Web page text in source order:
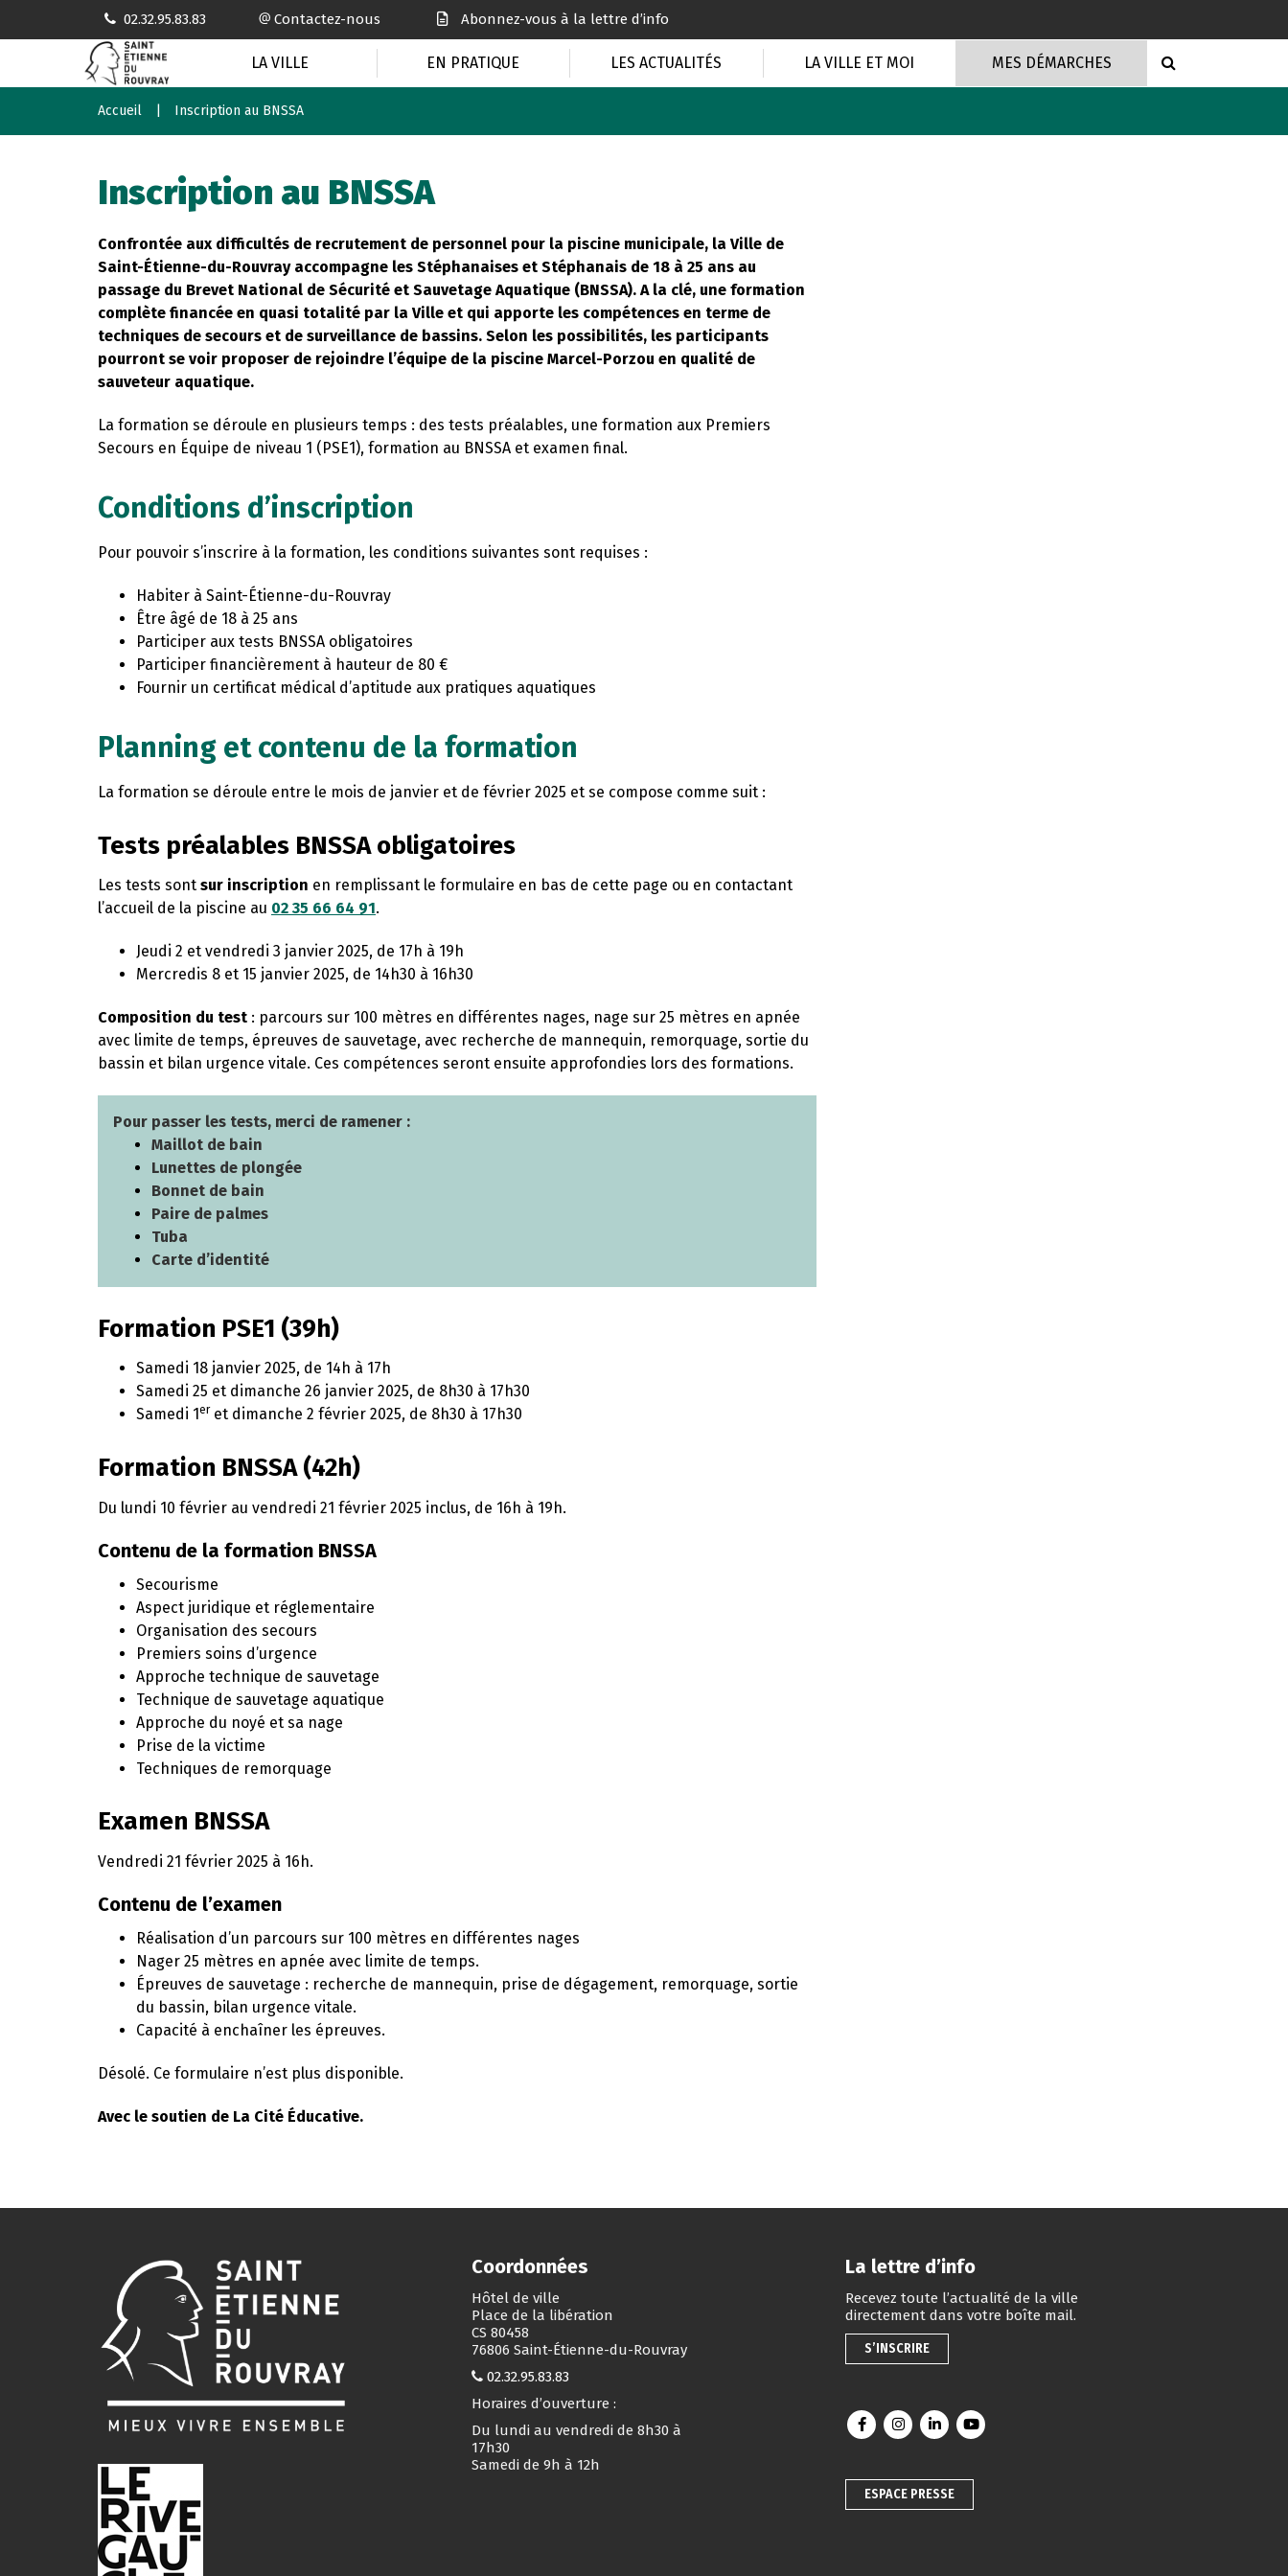
02.32.95.83.83 Contactez-nous Abonnez-vous à la lettre d’info
LA VILLE EN PRATIQUE LES ACTUALITÉS LA VILLE ET MOI MES DÉMARCHES
Accueil Inscription au BNSSA
Inscription au BNSSA
Confrontée aux difficultés de recrutement de personnel pour la piscine municipale, la Ville de
Saint-Étienne-du-Rouvray accompagne les Stéphanaises et Stéphanais de 18 à 25 ans au
passage du Brevet National de Sécurité et Sauvetage Aquatique (BNSSA). A la clé, une formation
complète financée en quasi totalité par la Ville et qui apporte les compétences en terme de
techniques de secours et de surveillance de bassins. Selon les possibilités, les participants
pourront se voir proposer de rejoindre l’équipe de la piscine Marcel-Porzou en qualité de
sauveteur aquatique.
La formation se déroule en plusieurs temps : des tests préalables, une formation aux Premiers
Secours en Équipe de niveau 1 (PSE1), formation au BNSSA et examen final.
Conditions d’inscription
Pour pouvoir s’inscrire à la formation, les conditions suivantes sont requises :
Habiter à Saint-Étienne-du-Rouvray
Être âgé de 18 à 25 ans
Participer aux tests BNSSA obligatoires
Participer financièrement à hauteur de 80 €
Fournir un certificat médical d’aptitude aux pratiques aquatiques
Planning et contenu de la formation
La formation se déroule entre le mois de janvier et de février 2025 et se compose comme suit :
Tests préalables BNSSA obligatoires
Les tests sont sur inscription en remplissant le formulaire en bas de cette page ou en contactant
l’accueil de la piscine au 02 35 66 64 91.
Jeudi 2 et vendredi 3 janvier 2025, de 17h à 19h
Mercredis 8 et 15 janvier 2025, de 14h30 à 16h30
Composition du test : parcours sur 100 mètres en différentes nages, nage sur 25 mètres en apnée
avec limite de temps, épreuves de sauvetage, avec recherche de mannequin, remorquage, sortie du
bassin et bilan urgence vitale. Ces compétences seront ensuite approfondies lors des formations.
Pour passer les tests, merci de ramener :
Maillot de bain
Lunettes de plongée
Bonnet de bain
Paire de palmes
Tuba
Carte d’identité
Formation PSE1 (39h)
Samedi 18 janvier 2025, de 14h à 17h
Samedi 25 et dimanche 26 janvier 2025, de 8h30 à 17h30
Samedi 1 er et dimanche 2 février 2025, de 8h30 à 17h30
Formation BNSSA (42h)
Du lundi 10 février au vendredi 21 février 2025 inclus, de 16h à 19h.
Contenu de la formation BNSSA
Secourisme
Aspect juridique et réglementaire
Organisation des secours
Premiers soins d’urgence
Approche technique de sauvetage
Technique de sauvetage aquatique
Approche du noyé et sa nage
Prise de la victime
Techniques de remorquage
Examen BNSSA
Vendredi 21 février 2025 à 16h.
Contenu de l’examen
Réalisation d’un parcours sur 100 mètres en différentes nages
Nager 25 mètres en apnée avec limite de temps.
Épreuves de sauvetage : recherche de mannequin, prise de dégagement, remorquage, sortie
du bassin, bilan urgence vitale.
Capacité à enchaîner les épreuves.
Désolé. Ce formulaire n’est plus disponible.
Avec le soutien de La Cité Éducative.
Coordonnées
Hôtel de ville
Place de la libération
CS 80458
76806 Saint-Étienne-du-Rouvray
02.32.95.83.83
Horaires d’ouverture :
Du lundi au vendredi de 8h30 à
17h30
Samedi de 9h à 12h
La lettre d’info
Recevez toute l’actualité de la ville
directement dans votre boîte mail.
S’INSCRIRE
Lien vers le compte Facebook
Lien vers le compte Instagram
Lien vers le compte Linkedin
Lien vers la chaîne Youtube
ESPACE PRESSE